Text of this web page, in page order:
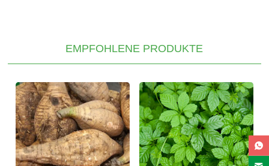
EMPFOHLENE PRODUKTE